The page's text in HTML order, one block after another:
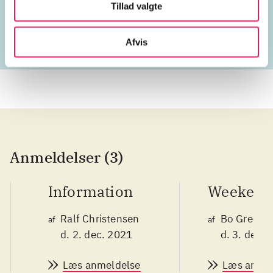
Tillad valgte
Afvis
Jason Bourne hemmelige foreninger psykiske
Anmeldelser (3)
Information
af Ralf Christensen
d. 2. dec. 2021
Læs anmeldelse
af Bo Green
d. 3. dec.
Læs